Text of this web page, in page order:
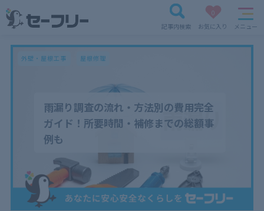
記事内検索
0
お気に入り
メニュー
雨漏り調査の流れ・方法別の費用完全
ガイド！所要時間・補修までの総額事
例も
外壁・屋根工事 屋根修理